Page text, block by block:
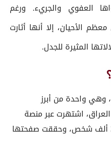
العفوي والجريء. ورغم
الأحيان، إلا أنها أثارت
المثيرة للجدل.
وهي واحدة من أبرز
اشتهرت عبر منصة
'تيك توك' حيث يتابعها نحو 35 ألف شخص، وحققت صفحتها